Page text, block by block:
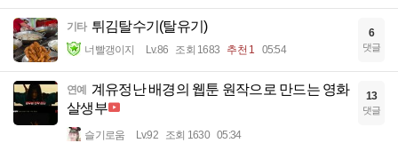
기타 튀김탈수기(탈유기)
너빨갱이지 Lv.86 조회 1683 추천 1 05:54
6
댓글
연예 계유정난 배경의 웹툰 원작으로 만드는 영화
살생부
슬기로움 Lv.92 조회 1630 05:34
13
댓글